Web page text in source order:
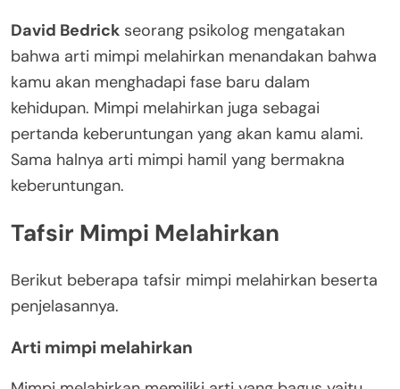
David Bedrick seorang psikolog mengatakan
bahwa arti mimpi melahirkan menandakan bahwa
kamu akan menghadapi fase baru dalam
kehidupan. Mimpi melahirkan juga sebagai
pertanda keberuntungan yang akan kamu alami.
Sama halnya arti mimpi hamil yang bermakna
keberuntungan.
Tafsir Mimpi Melahirkan
Berikut beberapa tafsir mimpi melahirkan beserta
penjelasannya.
Arti mimpi melahirkan